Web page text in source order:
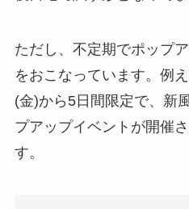
ただし、不定期でポップ
をおこなっています。例
(金)から5日間限定で、新
プアップイベントが開催
す。